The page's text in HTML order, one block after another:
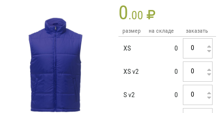
0.00
размер на складе заказать
XS 0
XS v2 0
S v2 0